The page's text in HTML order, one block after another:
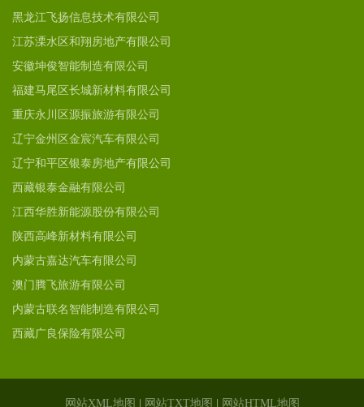
黑龙江飞扬信息技术有限公司
江苏溧水区和翔房地产有限公司
安徽坤俊智能制造有限公司
福建马尾区长城新材料有限公司
重庆永川区源振旅游有限公司
辽宁金州区金宸汽车有限公司
辽宁和平区银泰房地产有限公司
西藏银泰金融有限公司
江西华胜新能源股份有限公司
陕西高峰新材料有限公司
内蒙古嘉达汽车有限公司
澳门腾飞旅游有限公司
内蒙古联名智能制造有限公司
西藏广良保险有限公司
网站XML地图 网站TXT地图 网站HTML地图